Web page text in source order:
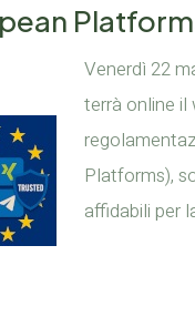
Venerdì 22
terrà online il
Platforms),
affidabili per